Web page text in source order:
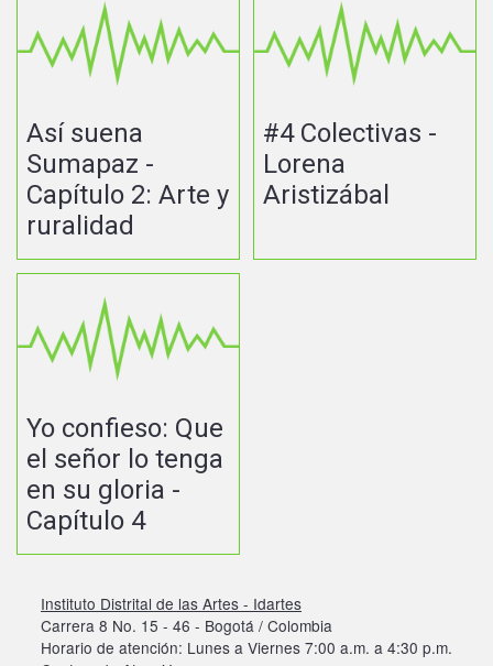
Así suena
Sumapaz -
Capítulo 2: Arte y
ruralidad
#4 Colectivas -
Lorena
Aristizábal
Yo confieso: Que
el señor lo tenga
en su gloria -
Capítulo 4
Instituto Distrital de las Artes - Idartes
Carrera 8 No. 15 - 46 - Bogotá / Colombia
Horario de atención: Lunes a Viernes 7:00 a.m. a 4:30 p.m.